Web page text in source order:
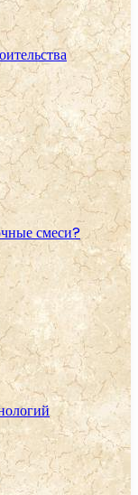
смеси?